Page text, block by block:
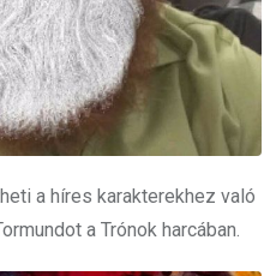
a híres karakterekhez való
a Trónok harcában.